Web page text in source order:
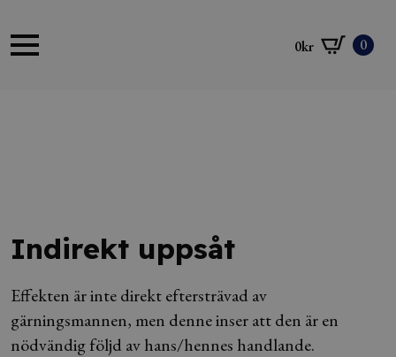
0kr 0
Indirekt uppsåt
Effekten är inte direkt eftersträvad av
gärningsmannen, men denne inser att den är en
nödvändig följd av hans/hennes handlande.